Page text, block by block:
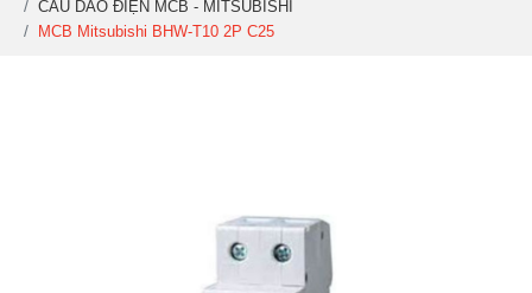
CẦU DAO ĐIỆN MCB - MITSUBISHI
MCB Mitsubishi BHW-T10 2P C25